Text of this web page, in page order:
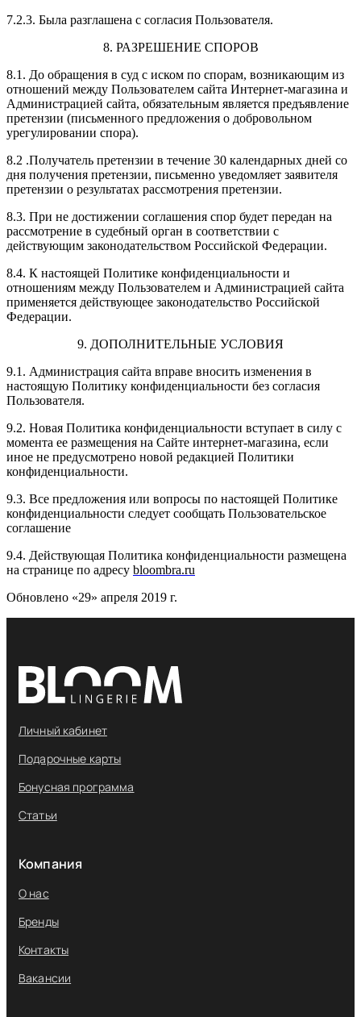
7.2.3. Была разглашена с согласия Пользователя.
8. РАЗРЕШЕНИЕ СПОРОВ
8.1. До обращения в суд с иском по спорам, возникающим из
отношений между Пользователем сайта Интернет-магазина и
Администрацией сайта, обязательным является предъявление
претензии (письменного предложения о добровольном
урегулировании спора).
8.2 .Получатель претензии в течение 30 календарных дней со
дня получения претензии, письменно уведомляет заявителя
претензии о результатах рассмотрения претензии.
8.3. При не достижении соглашения спор будет передан на
рассмотрение в судебный орган в соответствии с
действующим законодательством Российской Федерации.
8.4. К настоящей Политике конфиденциальности и
отношениям между Пользователем и Администрацией сайта
применяется действующее законодательство Российской
Федерации.
9. ДОПОЛНИТЕЛЬНЫЕ УСЛОВИЯ
9.1. Администрация сайта вправе вносить изменения в
настоящую Политику конфиденциальности без согласия
Пользователя.
9.2. Новая Политика конфиденциальности вступает в силу с
момента ее размещения на Сайте интернет-магазина, если
иное не предусмотрено новой редакцией Политики
конфиденциальности.
9.3. Все предложения или вопросы по настоящей Политике
конфиденциальности следует сообщать Пользовательское
соглашение
9.4. Действующая Политика конфиденциальности размещена
на странице по адресу bloombra.ru
Обновлено «29» апреля 2019 г.
Личный кабинет
Подарочные карты
Бонусная программа
Статьи
Компания
О нас
Бренды
Контакты
Вакансии